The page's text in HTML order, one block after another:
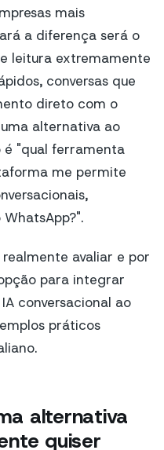
mais
a diferença será o
leitura extremamente
conversas que
direto com o
alternativa ao
é "qual ferramenta
me permite
avaliar e por
para integrar
conversacional ao
práticos
alternativa
quiser